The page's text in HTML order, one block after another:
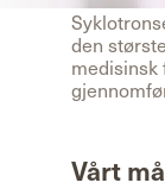
den
medisinsk
Vårt